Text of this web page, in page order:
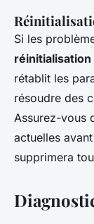
Si les
rétablit les
résoudre des
Assurez-vous
actuelles
supprimera